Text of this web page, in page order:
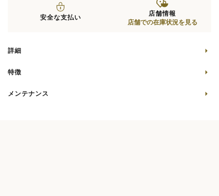
安全な支払い 店舗情報
店舗での在庫状況を見る
詳細
特徴
メンテナンス